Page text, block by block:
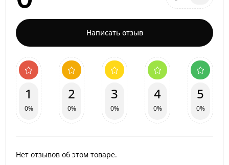
Написать отзыв
1
0%
2
0%
3
0%
4
0%
5
0%
Нет отзывов об этом товаре.